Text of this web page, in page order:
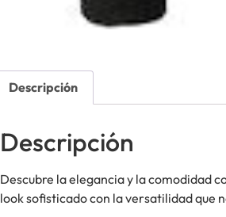
Descripción
Descripción
Descubre la elegancia y la comodidad
look sofisticado con la versatilidad que